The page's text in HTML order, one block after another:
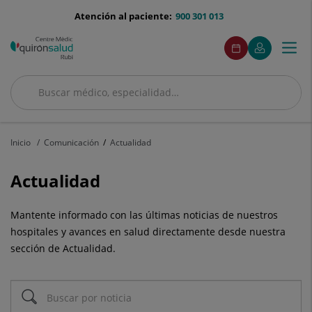
menu-
900 301 013
Atención al paciente:
Buscar
Buscar
menuAcceso
Pedir
cita
Este
enlace
se
en
Mi
Quirónsalud
Este
enlace
se
en
ventana
nueva.
Menú
Inicio Comunicación Actualidad
Actualidad
Mantente informado con las últimas noticias de nuestros
hospitales y avances en salud directamente desde nuestra
sección de Actualidad.